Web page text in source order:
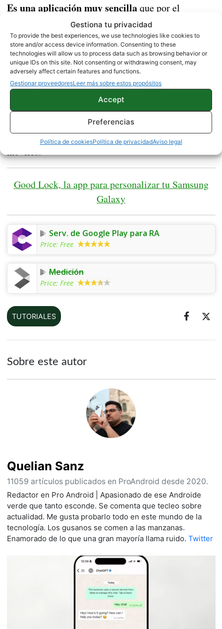
Gestiona tu privacidad
To provide the best experiences, we use technologies like cookies to
store and/or access device information. Consenting to these
technologies will allow us to process data such as browsing behavior or
unique IDs on this site. Not consenting or withdrawing consent, may
adversely affect certain features and functions.
Gestionar proveedoresLeer más sobre estos propósitos
Accept
Preferencias
Política de cookiesPolítica de privacidadAviso legal
Es una aplicación muy sencillaque por el
momento solo nos permite medir un par de
parámetros entre los que no se incluyen los más
complejos.No se pueden ir sumando distanciasy
el reconocimiento de la superficie en muchas
ocasiones no es posible. Estamos seguros de que
todo esto mejorará con el paso del tiempo y
tendremos una aplicación más fácil de usar y más
completa. Aún así, su descarga nos demuestra todo
el potencial de la realidad aumentada en los
móviles.
Good Lock, la app para personalizar tu Samsung
Galaxy
Serv. de Google Play para RA
Price: Free
Medición
Price: Free
TUTORIALES
Sobre este autor
Quelian Sanz
11059 artículos publicados en ProAndroid desde 2020.
Redactor en Pro Android | Apasionado de ese Androide
verde que tanto esconde. Se comenta que tecleo sobre
actualidad. Me gusta probarlo todo en este mundo de la
tecnología. Los gusanos se comen a las manzanas.
Enamorado de lo que una gran mayoría llama ruido. Twitter